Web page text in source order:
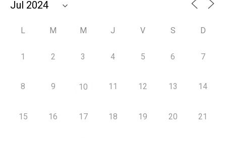
L M M J V S D
1 2 3 4 5 6 7
8 9 10 11 12 13 14
15 16 17 18 19 20 21